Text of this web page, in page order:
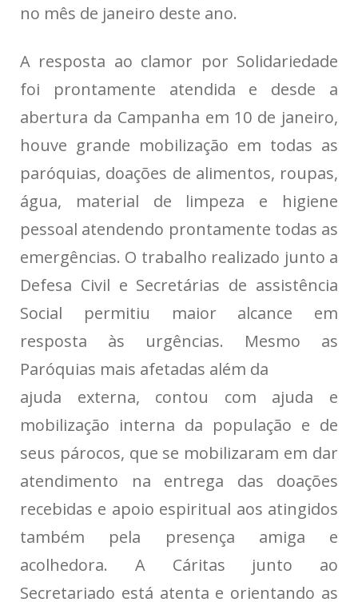
no mês de janeiro deste ano.
A resposta ao clamor por Solidariedade
foi prontamente atendida e desde a
abertura da Campanha em 10 de janeiro,
houve grande mobilização em todas as
paróquias, doações de alimentos, roupas,
água, material de limpeza e higiene
pessoal atendendo prontamente todas as
emergências. O trabalho realizado junto a
Defesa Civil e Secretárias de assistência
Social permitiu maior alcance em
resposta às urgências. Mesmo as
Paróquias mais afetadas além da
ajuda externa, contou com ajuda e
mobilização interna da população e de
seus párocos, que se mobilizaram em dar
atendimento na entrega das doações
recebidas e apoio espiritual aos atingidos
também pela presença amiga e
acolhedora. A Cáritas junto ao
Secretariado está atenta e orientando as